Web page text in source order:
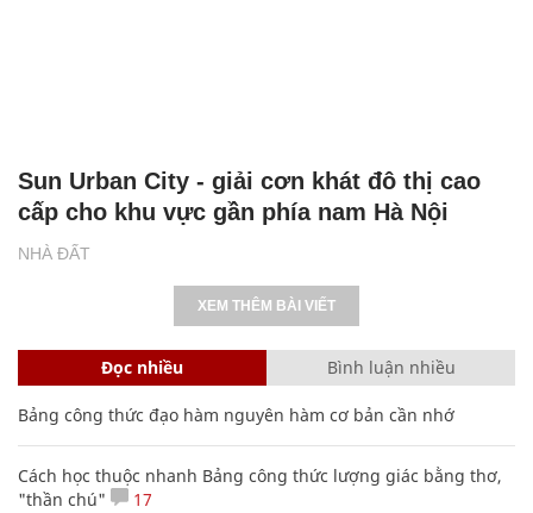
NHÀ ĐẤT
Sun Urban City - giải cơn khát đô thị cao
cấp cho khu vực gần phía nam Hà Nội
XEM THÊM BÀI VIẾT
Đọc nhiều Bình luận nhiều
Bảng công thức đạo hàm nguyên hàm cơ bản cần nhớ
Cách học thuộc nhanh Bảng công thức lượng giác bằng thơ,
"thần chú"
17